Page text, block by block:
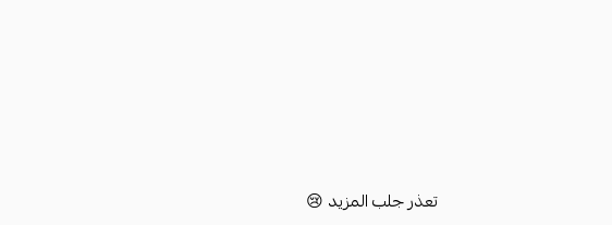
تعذر جلب المزيد 😢